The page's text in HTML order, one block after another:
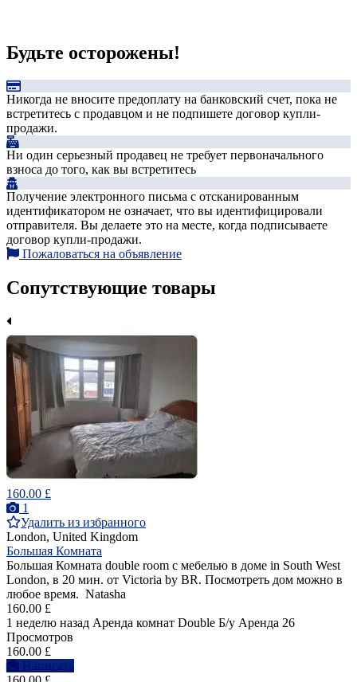
Будьте осторожены!
Никогда не вносите предоплату на банковский счет, пока не
встретитесь с продавцом и не подпишете договор купли-
продажи.
Ни один серьезный продавец не требует первоначального
взноса до того, как вы встретитесь
Получение электронного письма с отсканированным
идентификатором не означает, что вы идентифицировали
отправителя. Вы делаете это на месте, когда подписываете
договор купли-продажи.
Пожаловаться на объявление
Сопутствующие товары
160.00 £
1
Удалить из избранного
London, United Kingdom
Большая Комната
Большая Комната double room с мебелью в доме in South West
London, в 20 мин. от Victoria by BR. Посмотреть дом можно в
любое время. Natasha
160.00 £
1 неделю назад Аренда комнат Double Б/у Аренда 26
Просмотров
160.00 £
Написать